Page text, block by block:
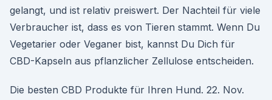
gelangt, und ist relativ preiswert. Der Nachteil für viele
Verbraucher ist, dass es von Tieren stammt. Wenn Du
Vegetarier oder Veganer bist, kannst Du Dich für
CBD-Kapseln aus pflanzlicher Zellulose entscheiden.
Die besten CBD Produkte für Ihren Hund. 22. Nov.